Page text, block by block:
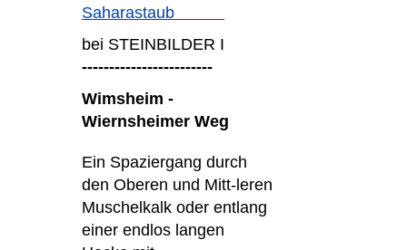
Saharastaub
bei STEINBILDER I
------------------------
Wimsheim -
Wiernsheimer Weg
Ein Spaziergang durch
den Oberen und Mitt-leren
Muschelkalk oder entlang
einer endlos langen